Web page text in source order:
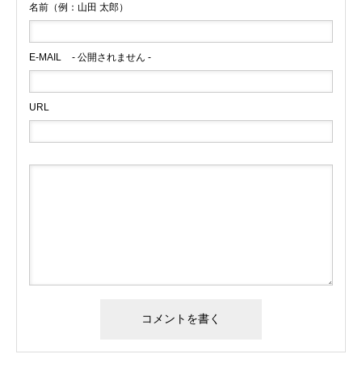
名前（例：山田 太郎）
E-MAIL - 公開されません -
URL